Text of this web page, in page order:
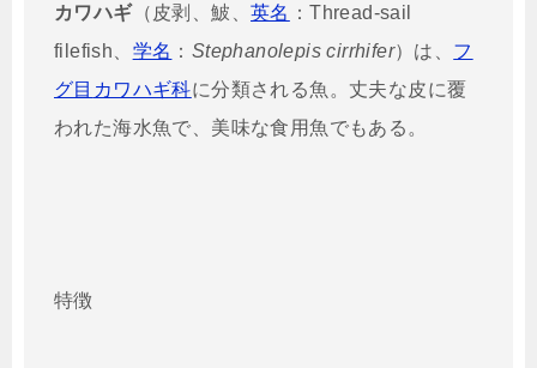
カワハギ（皮剥、鮍、英名 ：Thread-sail
filefish
学名 ： Stephanolepis cirrhifer）は、 フ
グ目 カワハギ科に分類される魚。丈夫な皮に覆
われた海水魚で、美味な食用魚でもある。
特徴